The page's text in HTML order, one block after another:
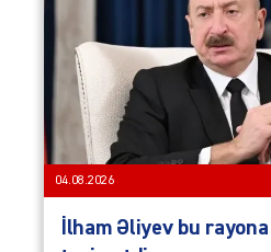
04.08.2026
İlham Əliyev bu rayona